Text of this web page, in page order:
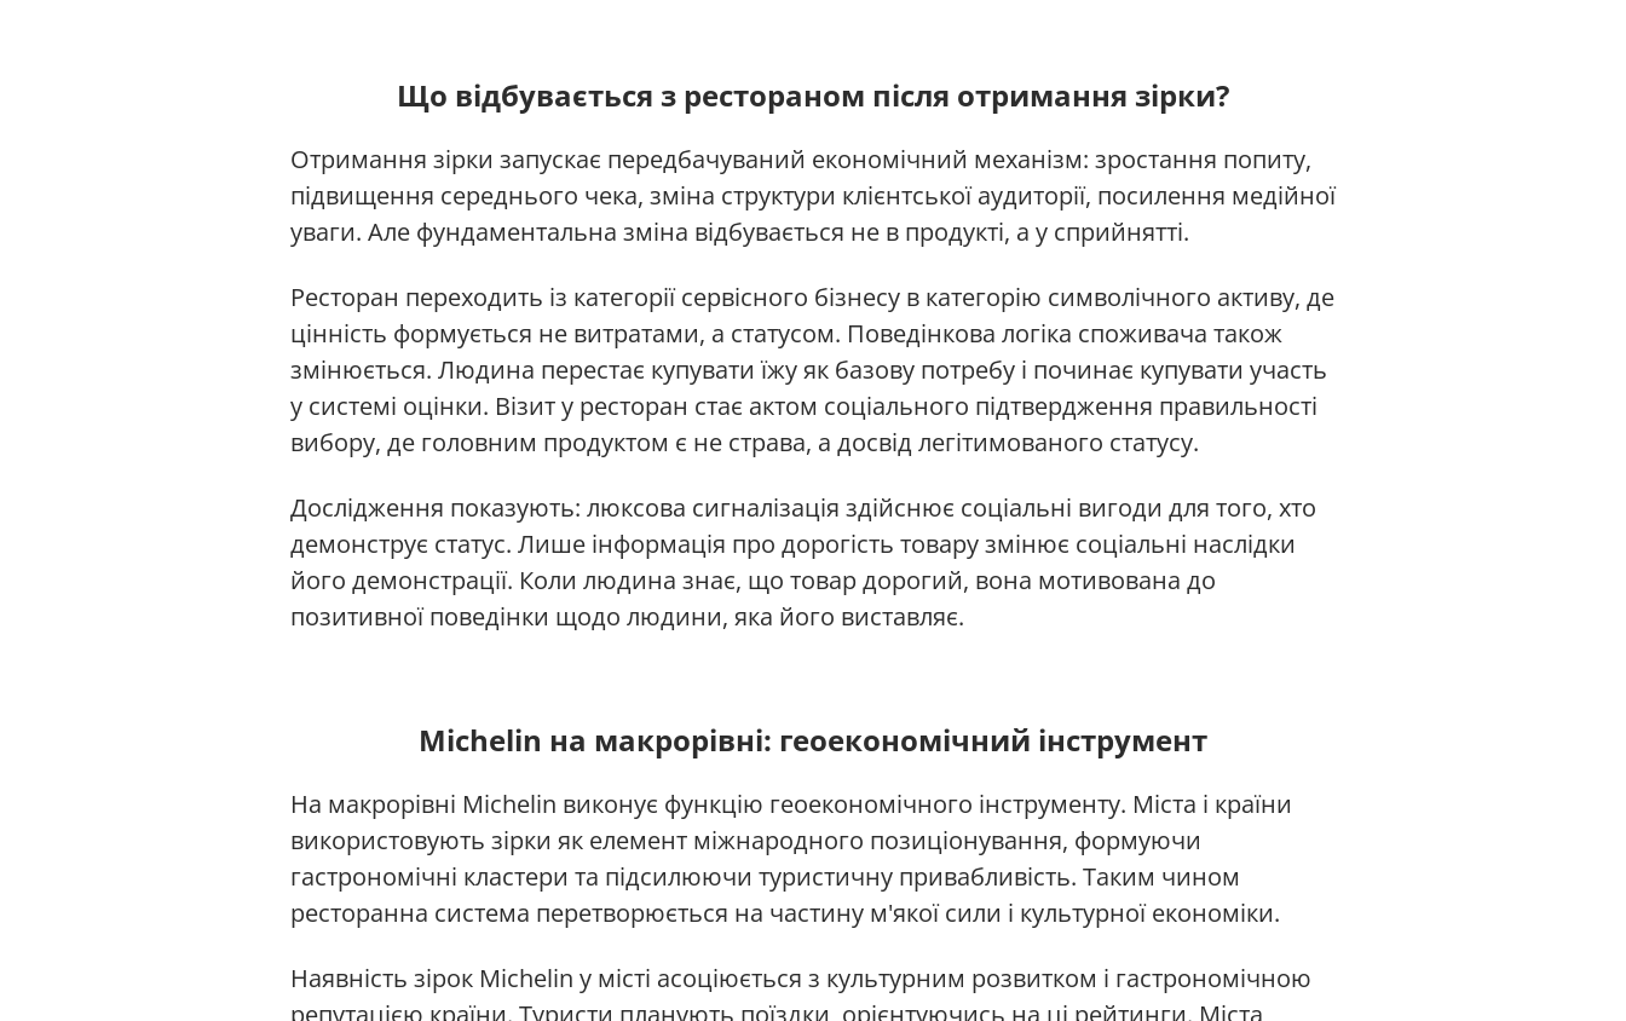
Що відбувається з рестораном після отримання зірки?
Отримання зірки запускає передбачуваний економічний механізм: зростання попиту,
підвищення середнього чека, зміна структури клієнтської аудиторії, посилення медійної
уваги. Але фундаментальна зміна відбувається не в продукті, а у сприйнятті.
Ресторан переходить із категорії сервісного бізнесу в категорію символічного активу, де
цінність формується не витратами, а статусом. Поведінкова логіка споживача також
змінюється. Людина перестає купувати їжу як базову потребу і починає купувати участь
у системі оцінки. Візит у ресторан стає актом соціального підтвердження правильності
вибору, де головним продуктом є не страва, а досвід легітимованого статусу.
Дослідження показують: люксова сигналізація здійснює соціальні вигоди для того, хто
демонструє статус. Лише інформація про дорогість товару змінює соціальні наслідки
його демонстрації. Коли людина знає, що товар дорогий, вона мотивована до
позитивної поведінки щодо людини, яка його виставляє.
Michelin на макрорівні: геоекономічний інструмент
На макрорівні Michelin виконує функцію геоекономічного інструменту. Міста і країни
використовують зірки як елемент міжнародного позиціонування, формуючи
гастрономічні кластери та підсилюючи туристичну привабливість. Таким чином
ресторанна система перетворюється на частину м'якої сили і культурної економіки.
Наявність зірок Michelin у місті асоціюється з культурним розвитком і гастрономічною
репутацією країни. Туристи планують поїздки, орієнтуючись на ці рейтинги. Міста